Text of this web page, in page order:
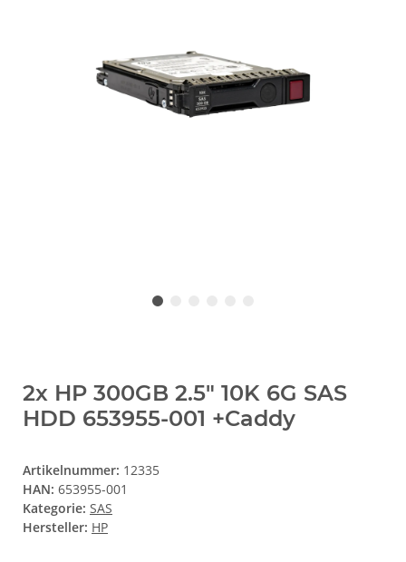
2x HP 300GB 2.5" 10K 6G SAS
HDD 653955-001 +Caddy
Artikelnummer: 12335
HAN: 653955-001
Kategorie: SAS
Hersteller: HP